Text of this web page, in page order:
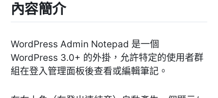
內容簡介
WordPress Admin Notepad 是一個
WordPress 3.0+ 的外掛，允許特定的使用者群
組在登入管理面板後查看或編輯筆記。